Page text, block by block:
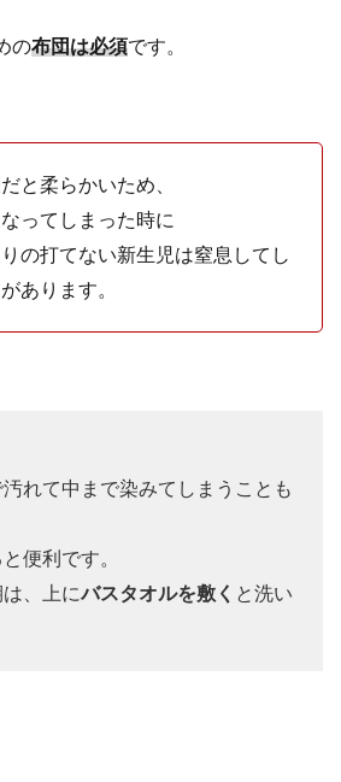
の布団は必須です。
と柔らかいため、
ってしまった時に
の打てない新生児は窒息してし
あります。
れて中まで染みてしまうことも
便利です。
、上にバスタオルを敷く と洗い